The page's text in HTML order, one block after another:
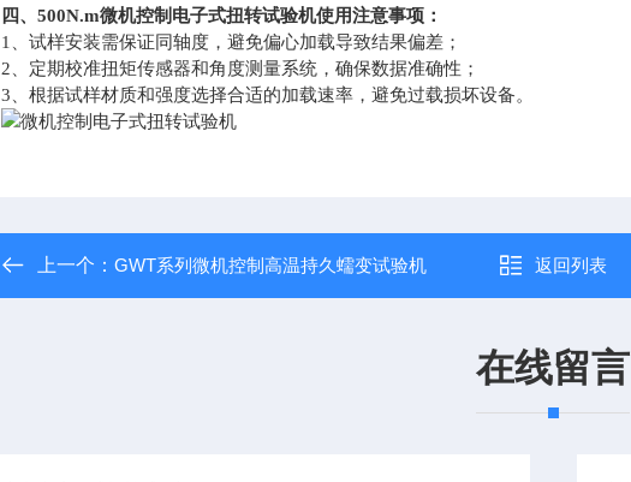
四、500N.m微机控制电子式扭转试验机使用注意事项：
1、试样安装需保证同轴度，避免偏心加载导致结果偏差；
2、定期校准扭矩传感器和角度测量系统，确保数据准确性；
3、根据试样材质和强度选择合适的加载速率，避免过载损坏设备。
上一个：GWT系列微机控制高温持久蠕变试验机 返回列表
在线留言